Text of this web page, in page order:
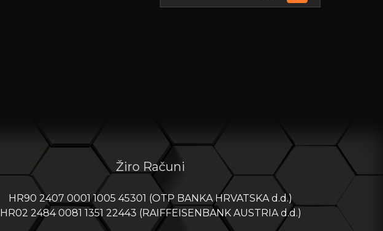
NK Varteks (U-15) 1
PRVA NL MLAĐI PIONIRI -
SREDIŠTE SJEVER 2025/26
Posljednja utakmica: 06-06-2026
Žiro Računi
HR90 2407 0001 1005 45301 (OTP BANKA HRVATSKA d.d.)
HR02 2484 0081 1351 22443 (RAIFFEISENBANK AUSTRIA d.d.)